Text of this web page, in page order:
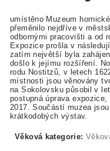
umístěno Muzeum
přeměnilo nejdříve v
odbornými pracovišti a od
Expozice prošla v
zatím největší byla
došlo k jejímu rozšíření.
rodu Nostitzů, v letech
místnosti jsou věnovány
na Sokolovsku působil v
postupná úprava
2017. Součástí muzea
krátkodobých výstav.
Věková kategorie: